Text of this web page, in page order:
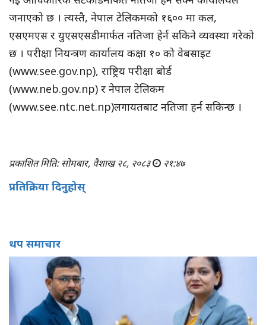
जनाएको छ । त्यस्तै, नेपाल टेलिकमको १६०० मा कल,
एसएमएस र युएसएसडीमार्फत नतिजा हेर्न सकिने व्यवस्था गरेको
छ । परीक्षा नियन्त्रण कार्यालय कक्षा १० को वेबसाइट
(www.see.gov.np), राष्ट्रिय परीक्षा बोर्ड
(www.neb.gov.np) र नेपाल टेलिकम
(www.see.ntc.net.np)लगायतबाट नतिजा हर्न सकिन्छ ।
प्रकाशित मिति: सोमबार, वैशाख २८, २०८३ २१:४७
प्रतिक्रिया दिनुहोस्
थप समाचार